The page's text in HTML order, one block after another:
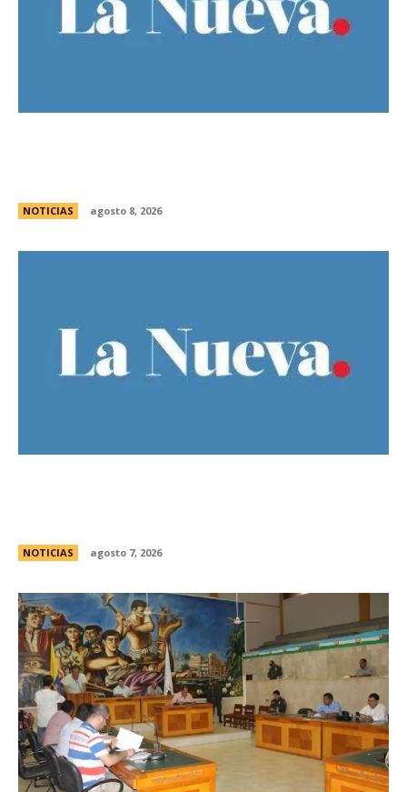
NOTICIAS agosto 8, 2026
NOTICIAS agosto 7, 2026